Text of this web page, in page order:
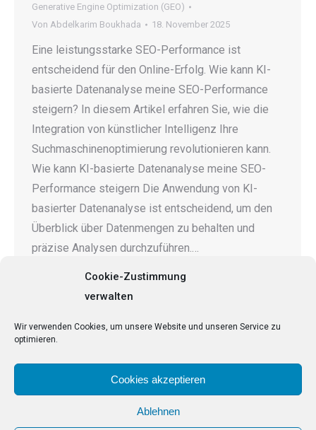
Cookie-Zustimmung
verwalten
Wir verwenden Cookies, um unsere Website und unseren Service zu
optimieren.
Cookies akzeptieren
Ablehnen
Generative Engine Optimization (GEO)
Von Abdelkarim Boukhada 18. November 2025
Eine leistungsstarke SEO-Performance ist
entscheidend für den Online-Erfolg. Wie kann KI-
basierte Datenanalyse meine SEO-Performance
steigern? In diesem Artikel erfahren Sie, wie die
Integration von künstlicher Intelligenz Ihre
Suchmaschinenoptimierung revolutionieren kann.
Wie kann KI-basierte Datenanalyse meine SEO-
Performance steigern Die Anwendung von KI-
basierter Datenanalyse ist entscheidend, um den
Überblick über Datenmengen zu behalten und
präzise Analysen durchzuführen.…
← 1 … 5 6 7 8 9 …
41